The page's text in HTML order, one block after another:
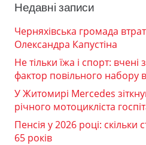
Недавні записи
Черняхівська громада
Олександра Капустіна
Не тільки їжа і спорт:
фактор повільного набору
У Житомирі Mercedes
річного мотоцикліста
Пенсія у 2026 році: скільки
65 років